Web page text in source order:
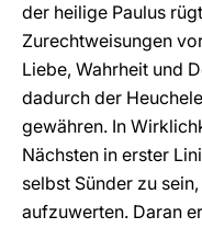
der heilige Paulus
Zurechtweisungen
Liebe, Wahrheit und
dadurch der
gewähren. In
Nächsten in erster
selbst Sünder zu
aufzuwerten. Daran